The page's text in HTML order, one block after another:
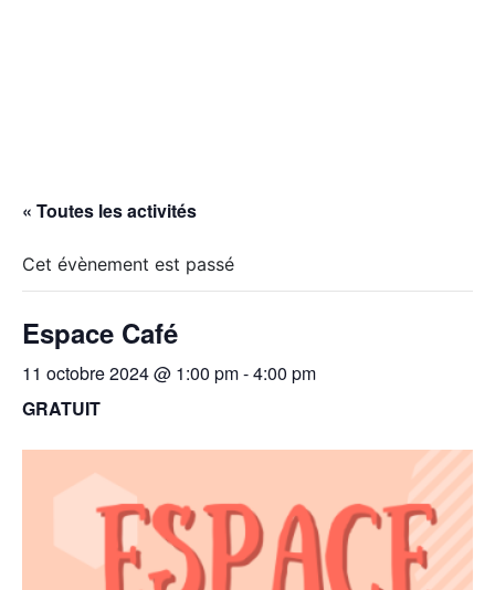
« Toutes les activités
Cet évènement est passé
Espace Café
11 octobre 2024 @ 1:00 pm-4:00 pm
GRATUIT